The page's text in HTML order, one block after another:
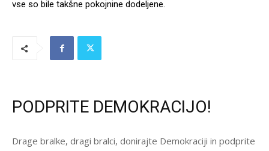
vse so bile takšne pokojnine dodeljene.
PODPRITE DEMOKRACIJO!
Drage bralke, dragi bralci, donirajte Demokraciji in podprite